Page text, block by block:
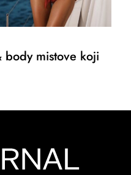
body mistove koji